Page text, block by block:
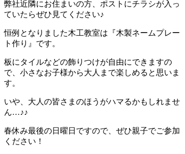
弊社近隣にお住まいの方、ポストにチラシが入っ
ていたらぜひ見てください♪
恒例となりました木工教室は『木製ネームプレー
ト作り』です。
板にタイルなどの飾りつけが自由にできますの
で、小さなお子様から大人まで楽しめると思いま
す。
いや、大人の皆さまのほうがハマるかもしれませ
ん…♪♪
春休み最後の日曜日ですので、ぜひ親子でご参加
ください！